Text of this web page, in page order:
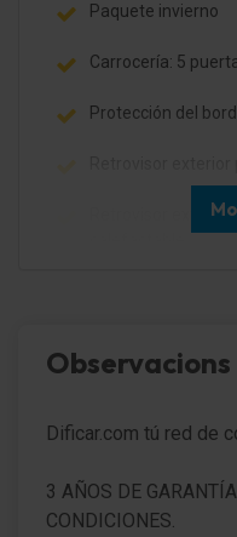
Paquete invierno
Carrocería: 5
Protección del
Retrovisor
Faros Bi-Xenon
Encendido aut.
Observacions
Dificar.com tú red de
3 AÑOS DE
CONDICIONES.